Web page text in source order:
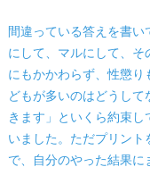
間違っている答えを書
にして、マルにして、そ
にもかかわらず、性懲
どもが多いのはどうし
きます」といくら約束
いました。ただプリン
で、自分のやった結果に